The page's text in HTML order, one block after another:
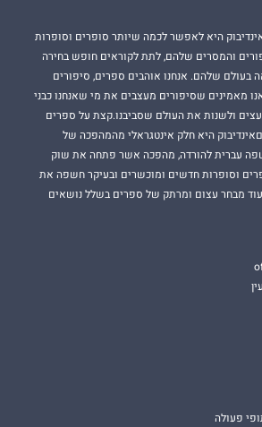
היא לאפשר לכמה שיותר סופרים וסופרות
והמסרים שלהם, לתת לקוראים חופש בחירה
בעולם שלהם. אנחנו אוהבים ספרים, סיפורים
מאמינים שסיפורים מעצבים את מי שאנחנו כבני
ולשנות את העולם שסביבנו.קצת על ספרים
היא חלק אינטגראלי מהמהפכה של
עברית להורדה, מהפכה אשר פתחה את שוק
וסופרות חדשים ומוכשרים ובעיקר חשפה את
מבחר עצום ומרתק של ספרים בשלל נושאים
פעולה